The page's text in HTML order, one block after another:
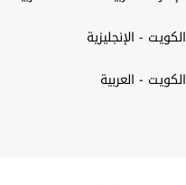
الكويت - الإنجليزية
الكويت - العربية